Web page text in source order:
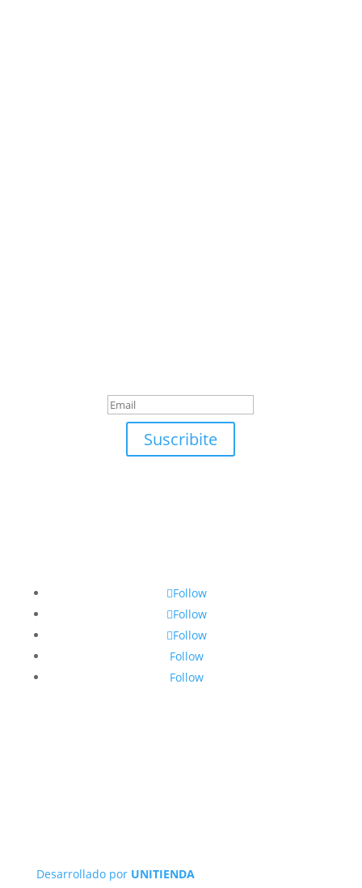
Suscribite
Follow
Follow
Follow
Follow
Follow
Desarrollado por UNITIENDA